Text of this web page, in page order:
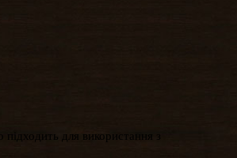
для використання з